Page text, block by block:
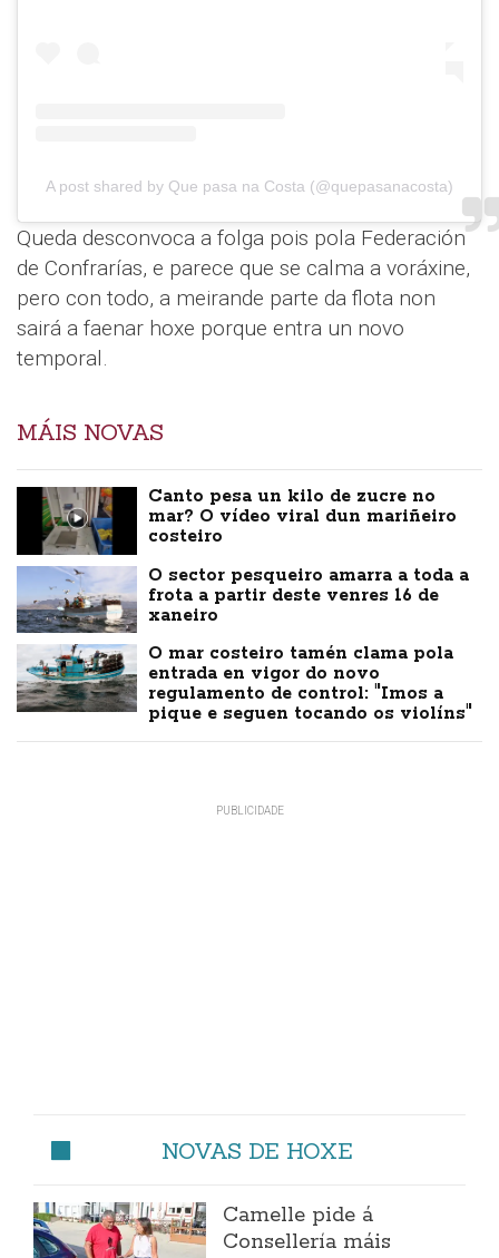
A post shared by Que pasa na Costa (@quepasanacosta)
Queda desconvoca a folga pois pola Federación
de Confrarías, e parece que se calma a voráxine,
pero con todo, a meirande parte da flota non
sairá a faenar hoxe porque entra un novo
temporal.
MÁIS NOVAS
Canto pesa un kilo de zucre no
mar? O vídeo viral dun mariñeiro
costeiro
O sector pesqueiro amarra a toda a
frota a partir deste venres 16 de
xaneiro
O mar costeiro tamén clama pola
entrada en vigor do novo
regulamento de control: "Imos a
pique e seguen tocando os violíns"
NOVAS DE HOXE
Camelle pide á
Consellería máis